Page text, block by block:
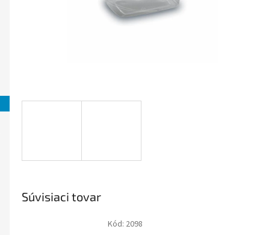
Súvisiaci tovar
Kód: 2098